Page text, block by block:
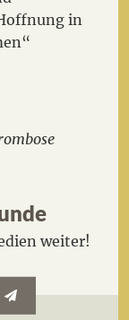
in
weiter!